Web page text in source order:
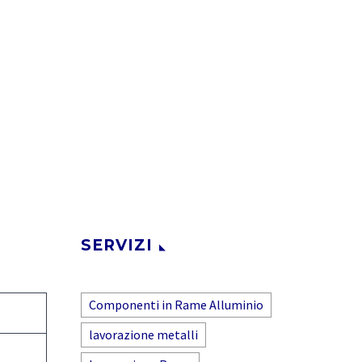
SERVIZI
Componenti in Rame Alluminio
lavorazione metalli